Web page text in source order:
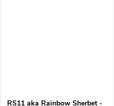
RS11 aka Rainbow Sherbet -